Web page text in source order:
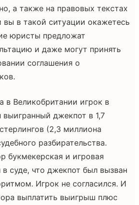
а также на правовых текстах
в такой ситуации окажетесь
юристы предложат
и даже могут принять
соглашения о
в Великобритании игрок в
джекпот в 1,7
(2,3 миллиона
разбирательства.
букмекерская и игровая
суде, что джекпот был вызван
Игрок не согласился. И
выплатить выигрыш плюс